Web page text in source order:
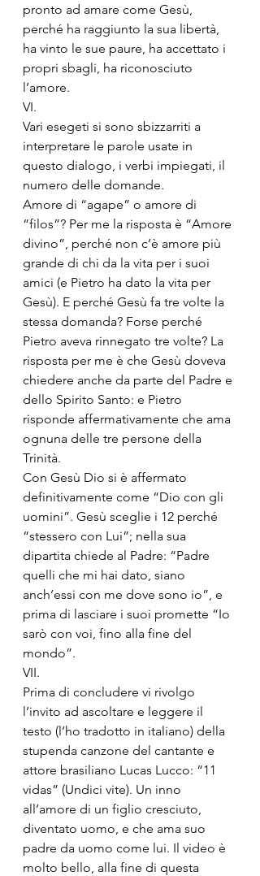
pronto ad amare come Gesù,
perché ha raggiunto la sua libertà,
ha vinto le sue paure, ha accettato i
propri sbagli, ha riconosciuto
l’amore.
VI.
Vari esegeti si sono sbizzarriti a
interpretare le parole usate in
questo dialogo, i verbi impiegati, il
numero delle domande.
Amore di “agape” o amore di
“filos”? Per me la risposta è “Amore
divino”, perché non c’è amore più
grande di chi da la vita per i suoi
amici (e Pietro ha dato la vita per
Gesù). E perché Gesù fa tre volte la
stessa domanda? Forse perché
Pietro aveva rinnegato tre volte? La
risposta per me è che Gesù doveva
chiedere anche da parte del Padre e
dello Spirito Santo: e Pietro
risponde affermativamente che ama
ognuna delle tre persone della
Trinità.
Con Gesù Dio si è affermato
definitivamente come “Dio con gli
uomini”. Gesù sceglie i 12 perché
“stessero con Lui”; nella sua
dipartita chiede al Padre: “Padre
quelli che mi hai dato, siano
anch’essi con me dove sono io”, e
prima di lasciare i suoi promette “Io
sarò con voi, fino alla fine del
mondo”.
VII.
Prima di concludere vi rivolgo
l’invito ad ascoltare e leggere il
testo (l’ho tradotto in italiano) della
stupenda canzone del cantante e
attore brasiliano Lucas Lucco: “11
vidas” (Undici vite). Un inno
all’amore di un figlio cresciuto,
diventato uomo, e che ama suo
padre da uomo come lui. Il video è
molto bello, alla fine di questa